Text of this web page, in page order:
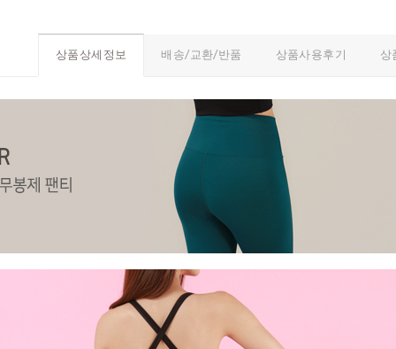
상품상세정보 배송/교환/반품 상품사용후기 상